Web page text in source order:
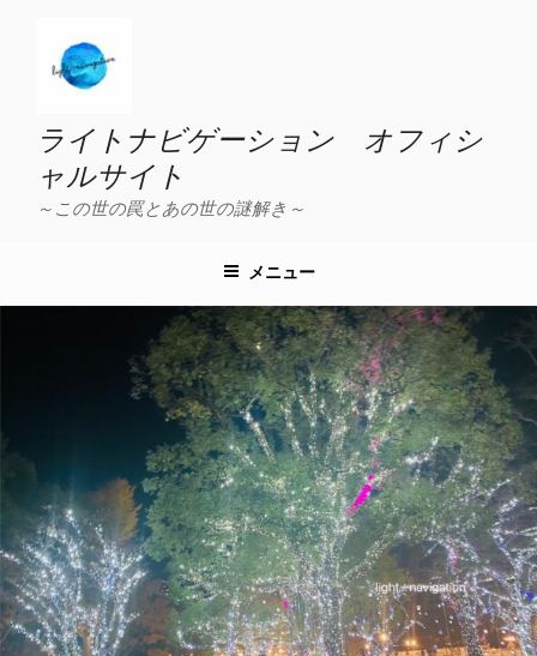
ライトナビゲーション オフィシ
ャルサイト
～この世の罠とあの世の謎解き～
メニュー